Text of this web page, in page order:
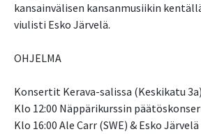
kansainvälisen kansanmusiikin
viulisti Esko Järvelä.
OHJELMA
Konsertit Kerava-salissa (Keskikatu
Klo 12:00 Näppärikurssin
Klo 16:00 Ale Carr (SWE) & Esko Järvelä